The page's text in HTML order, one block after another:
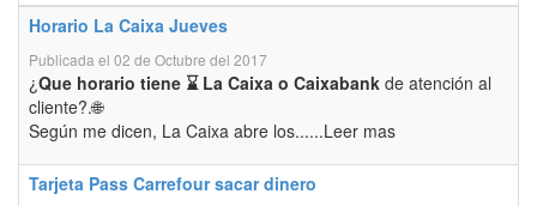
Horario La Caixa Jueves
Publicada el 02 de Octubre del 2017
¿Que horario tiene ⌛ La Caixa o Caixabank de atención al
cliente?.🌐
Según me dicen, La Caixa abre los......Leer mas
Tarjeta Pass Carrefour sacar dinero